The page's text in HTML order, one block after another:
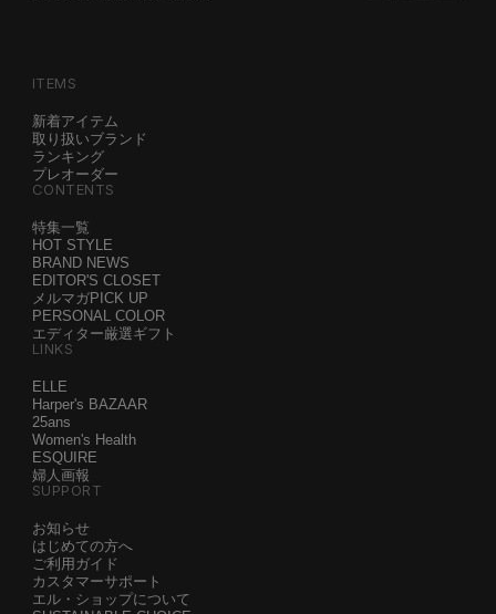
ITEMS
新着アイテム
取り扱いブランド
ランキング
プレオーダー
CONTENTS
特集一覧
HOT STYLE
BRAND NEWS
EDITOR'S CLOSET
メルマガPICK UP
PERSONAL COLOR
エディター厳選ギフト
LINKS
ELLE
Harper's BAZAAR
25ans
Women's Health
ESQUIRE
婦人画報
SUPPORT
お知らせ
はじめての方へ
ご利用ガイド
カスタマーサポート
エル・ショップについて